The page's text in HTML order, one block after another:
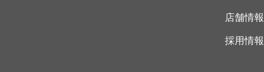
店舗情報
採用情報